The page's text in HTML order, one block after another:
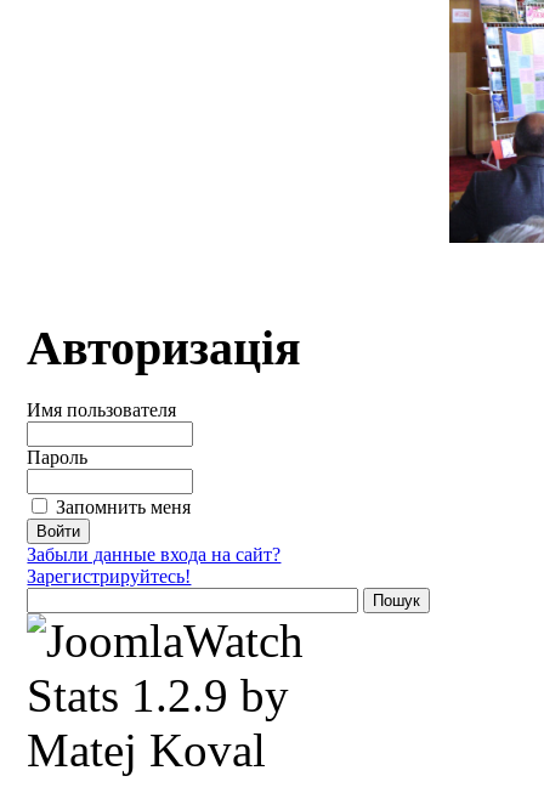
Авторизація
Имя пользователя
Пароль
Запомнить меня
Забыли данные входа на сайт?
Зарегистрируйтесь!